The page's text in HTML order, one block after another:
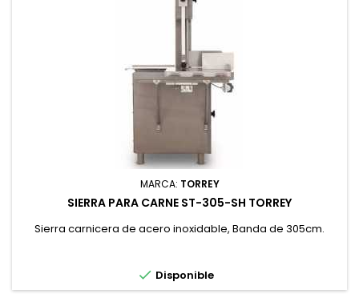
MARCA: TORREY
SIERRA PARA CARNE ST-305-SH TORREY
Sierra carnicera de acero inoxidable, Banda de 305cm.
 Disponible